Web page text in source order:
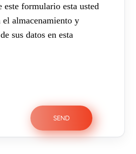
este formulario esta usted
el almacenamiento y
sus datos en esta